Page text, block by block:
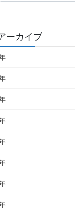
ーカイブ